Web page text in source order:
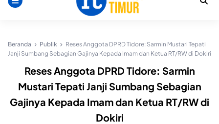
Beranda Publik
Reses Anggota DPRD Tidore: Sarmin Mustari Tepati
Janji Sumbang Sebagian Gajinya Kepada Imam dan Ketua RT/RW di Dokiri
Reses Anggota DPRD Tidore: Sarmin
Mustari Tepati Janji Sumbang Sebagian
Gajinya Kepada Imam dan Ketua RT/RW di
Dokiri